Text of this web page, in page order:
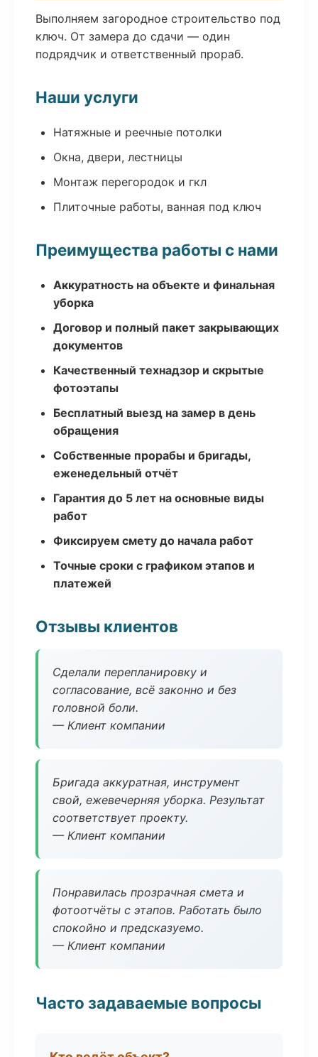
Выполняем загородное строительство под
ключ. От замера до сдачи — один
подрядчик и ответственный прораб.
Наши услуги
Натяжные и реечные потолки
Окна, двери, лестницы
Монтаж перегородок и гкл
Плиточные работы, ванная под ключ
Преимущества работы с нами
Аккуратность на объекте и финальная
уборка
Договор и полный пакет закрывающих
документов
Качественный технадзор и скрытые
фотоэтапы
Бесплатный выезд на замер в день
обращения
Собственные прорабы и бригады,
еженедельный отчёт
Гарантия до 5 лет на основные виды
работ
Фиксируем смету до начала работ
Точные сроки с графиком этапов и
платежей
Отзывы клиентов
Сделали перепланировку и
согласование, всё законно и без
головной боли.
— Клиент компании
Бригада аккуратная, инструмент
свой, ежевечерняя уборка. Результат
соответствует проекту.
— Клиент компании
Понравилась прозрачная смета и
фотоотчёты с этапов. Работать было
спокойно и предсказуемо.
— Клиент компании
Часто задаваемые вопросы